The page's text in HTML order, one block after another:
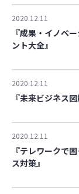
2020.12.11
『成果・イノベ
ント大全』
2020.12.11
『未来ビジネス
2020.12.11
『テレワークで
ス対策』